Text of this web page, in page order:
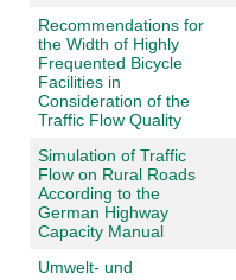
Recommendations for
the Width of Highly
Frequented Bicycle
Facilities in
Consideration of the
Traffic Flow Quality
Simulation of Traffic
Flow on Rural Roads
According to the
German Highway
Capacity Manual
Umwelt- und